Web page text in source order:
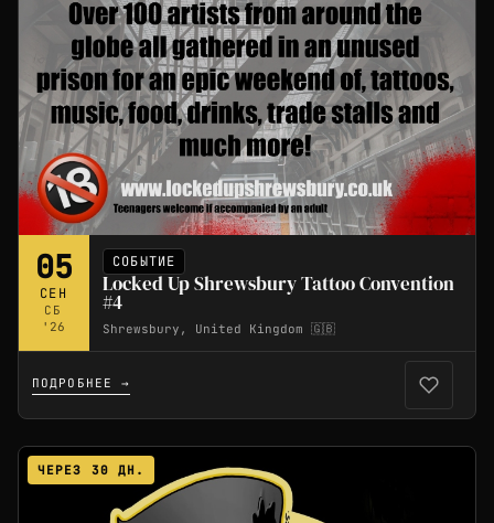
05
СЕН
СБ
'26
СОБЫТИЕ
Locked Up Shrewsbury Tattoo Convention
#4
Shrewsbury, United Kingdom 🇬🇧
ПОДРОБНЕЕ →
ЧЕРЕЗ 30 ДН.